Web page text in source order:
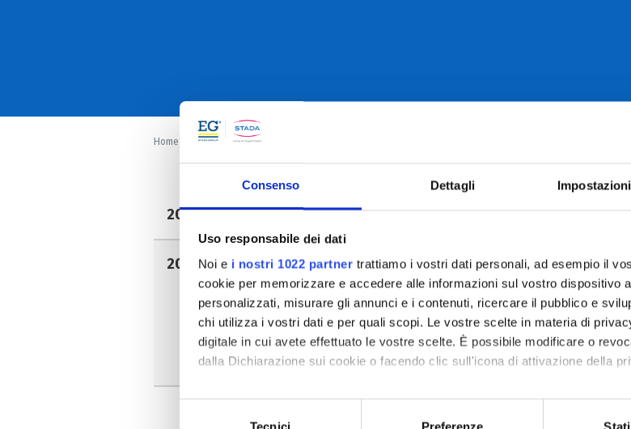
Consenso Dettagli
Uso responsabile dei dati
Noi e i nostri 1022 partner trattiamo i vostri dati personali, ad esempio il
cookie per memorizzare e accedere alle informazioni sul vostro dispositivo
personalizzati, misurare gli annunci e i contenuti, ricercare il pubblico e
chi utilizza i vostri dati e per quali scopi. Le vostre scelte in materia di
digitale in cui avete effettuato le vostre scelte. È possibile modificare o
dalla Dichiarazione sui cookie o facendo clic sull'icona di attivazione della
Con il tuo consenso, vorremmo anche:
raccogliere informazioni sulla tua posizione geografica, con
Home Insieme in Salute
2026
2025
Ottobre
Luglio
Maggio
Febbraio
ALLERGIE
RESPIRATORIE
VENOSA
Cronica